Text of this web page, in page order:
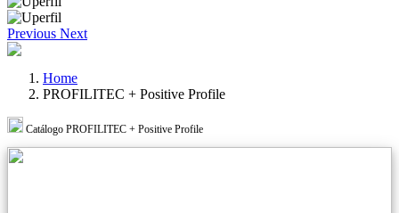
Previous Next
Home
PROFILITEC + Positive Profile
Catálogo PROFILITEC + Positive Profile